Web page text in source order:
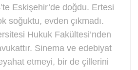
Eskişehir’de doğdu. Ertesi
soğuktu, evden çıkmadı.
Hukuk Fakültesi’nden
Sinema ve edebiyat
etmeyi, bir de çillerini